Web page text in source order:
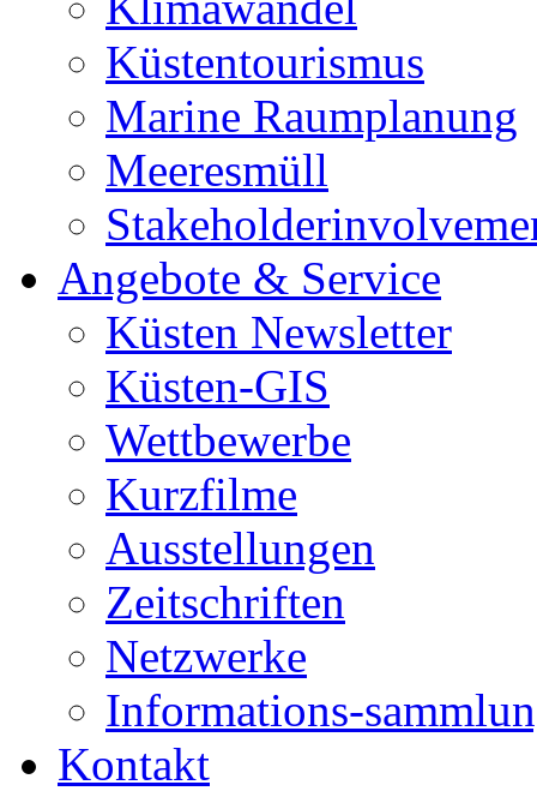
Küstentourismus
Marine Raumplanung
Meeresmüll
Angebote & Service
Küsten Newsletter
Küsten-GIS
Wettbewerbe
Kurzfilme
Ausstellungen
Zeitschriften
Netzwerke
Informations-
Kontakt